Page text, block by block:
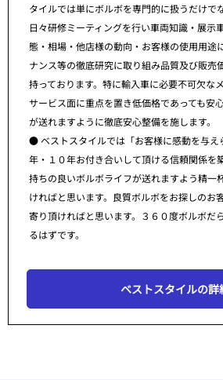
タイルでは単にボルボを専門的に扱うだけで
日々研修ミーティングを行い車両知識・展示
態・相場・他店様の動向・お客様の使用用途
ナンス等の徹底研究に取り組み品質及び販売
持っております。特に輸入車に必要不可欠な
サービス面に重点を置き低価格であっても安
が送れますように徹底安心整備を施します。
● ベストスタイルでは「お客様に感動を与え
年・１０年お付き合いして頂ける信頼関係を
持ちの良いボルボライフが送れますよう精一
ければと思います。良質ボルボをお探しのお
寄り頂ければと思います。３６０度ボルボだ
るはずです。
ベストスタイルの詳